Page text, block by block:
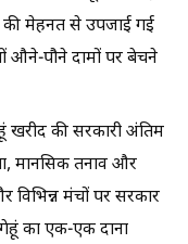
की मेहनत से उपजाई गई
औने-पौने दामों पर बेचने
की सरकारी अंतिम
मानसिक तनाव और
विभिन्न मंचों पर सरकार
गेहूं का एक-एक दाना